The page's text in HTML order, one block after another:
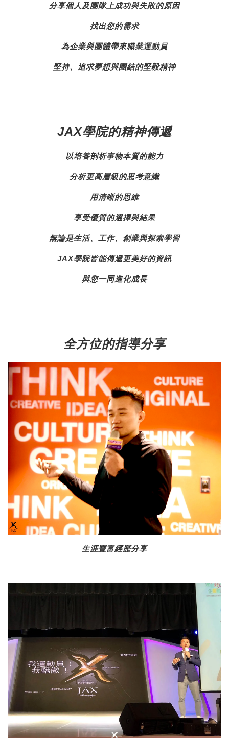
分享個人及團隊上成功與失敗的原因
找出您的需求
為企業與團體帶來職業運動員
堅持、追求夢想與團結的堅毅精神
JAX學院的精神傳遞
以培養剖析事物本質的能力
分析更高層級的思考意識
用清晰的思維
享受優質的選擇與結果
無論是生活、工作、創業與探索學習
JAX學院皆能傳遞更美好的資訊
與您一同進化成長
全方位的指導分享
生涯豐富經歷分享